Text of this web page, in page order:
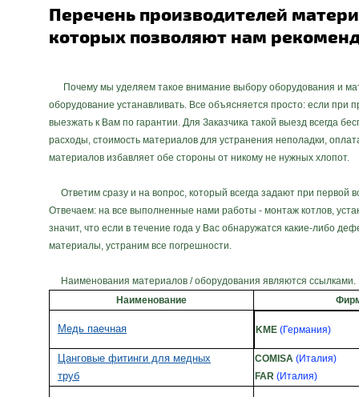
Перечень производителей
которых позволяют нам
Почему мы уделяем такое внимание выбору оборудования и
оборудование устанавливать. Все объясняется просто: если при
выезжать к Вам по гарантии. Для Заказчика такой выезд всегда
расходы, стоимость материалов для устранения неполадки,
материалов избавляет обе стороны от никому не нужных хлопот.
Ответим сразу и на вопрос, который всегда задают при
Отвечаем: на все выполненные нами работы - монтаж котлов,
значит, что если в течение года у Вас обнаружатся какие-либо
материалы, устраним все погрешности.
Наименования материалов / оборудования являются
Наименование
Медь паечная KME (Германия)
Цанговые фитинги для медных
труб
COMISA (Италия)
FAR (Италия)